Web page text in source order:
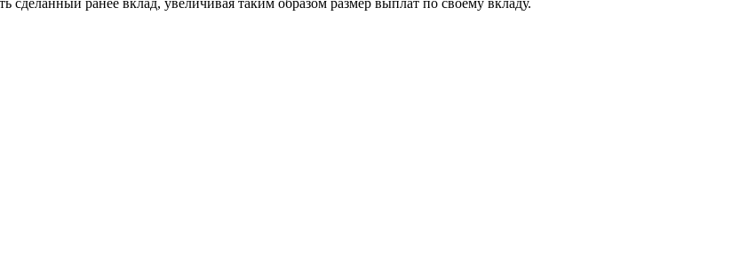
ранее вклад, увеличивая таким образом размер выплат по своему вкладу.